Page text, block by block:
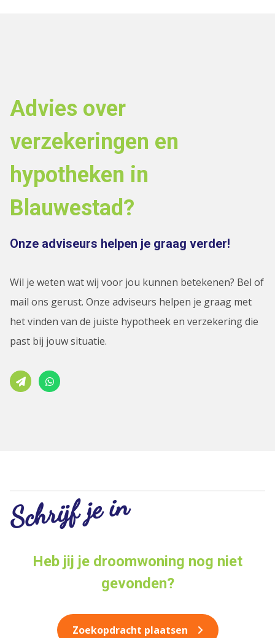
Advies over
verzekeringen en
hypotheken in
Blauwestad?
Onze adviseurs helpen je graag verder!
Wil je weten wat wij voor jou kunnen betekenen? Bel of
mail ons gerust. Onze adviseurs helpen je graag met
het vinden van de juiste hypotheek en verzekering die
past bij jouw situatie.
Heb jij je droomwoning nog niet
gevonden?
Schrijf je in
Zoekopdracht plaatsen